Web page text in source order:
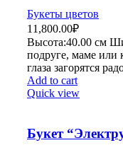
Букеты цветов
11,800.00₽
Высота:40.00 см
подруге, маме или
глаза загорятся
Add to cart
Quick view
Букет